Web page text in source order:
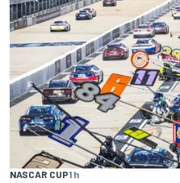
NASCAR CUP1 h